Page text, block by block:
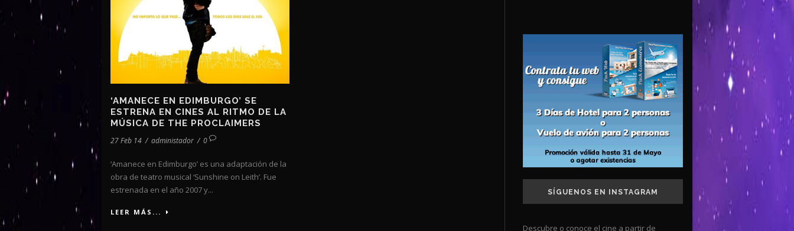
‘AMANECE EN EDIMBURGO’ SE
ESTRENA EN CINES AL RITMO DE LA
MÚSICA DE THE PROCLAIMERS
27 Feb 14 / administador / 0
‘Amanece en Edimburgo’ es una adaptación de la
obra de teatro musical ‘Sunshine on Leith’. Fue
estrenada en el año 2007 y...
LEER MÁS...
SÍGUENOS EN INSTAGRAM
Descubre o conoce el cine a partir de